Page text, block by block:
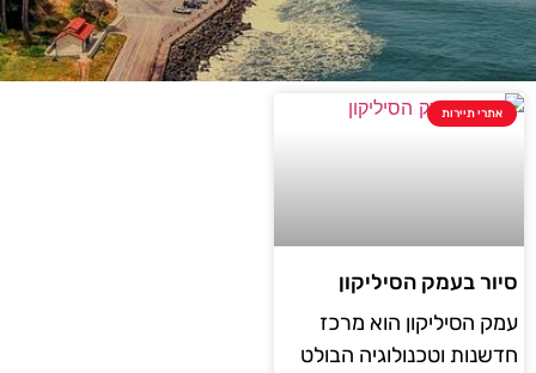
אתרי תיירות
סיור בעמק הסיליקון
עמק הסיליקון הוא מרכז
חדשנות וטכנולוגיה הבולט